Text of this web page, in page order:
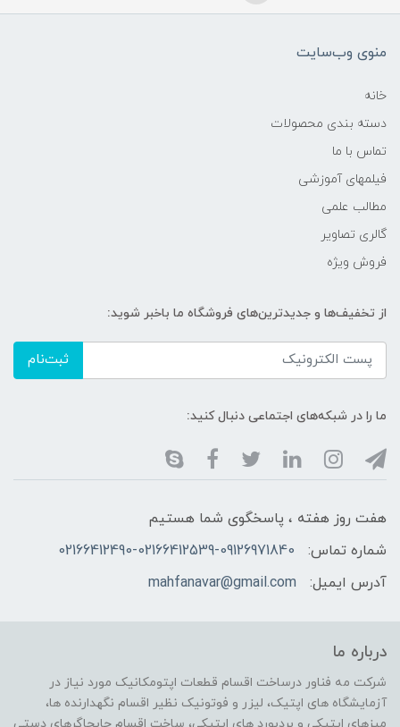
منوی وب‌سایت
خانه
دسته بندی محصولات
تماس با ما
فیلمهای آموزشی
مطالب علمی
گالری تصاویر
فروش ویژه
از تخفیف‌ها و جدیدترین‌های فروشگاه ما باخبر شوید:
ثبت‌نام
ما را در شبکه‌های اجتماعی دنبال کنید:
هفت روز هفته ، پاسخگوی شما هستیم
شماره تماس:
02166412490-02166412539-09126971840
آدرس ایمیل:
mahfanavar@gmail.com
درباره ما
شرکت مه فناور درساخت اقسام قطعات اپتومکانیک مورد نیاز در
آزمایشگاه های اپتیک، لیزر و فوتونیک نظیر اقسام نگهدارنده ها،